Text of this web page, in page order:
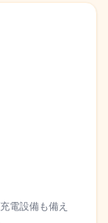
電設備も備え